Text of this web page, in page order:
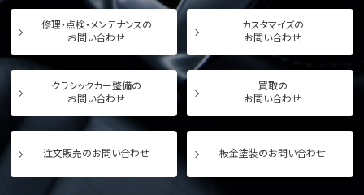
修理・点検・メンテナンスの
お問い合わせ
カスタマイズの
お問い合わせ
クラシックカー整備の
お問い合わせ
買取の
お問い合わせ
注文販売のお問い合わせ 板金塗装のお問い合わせ